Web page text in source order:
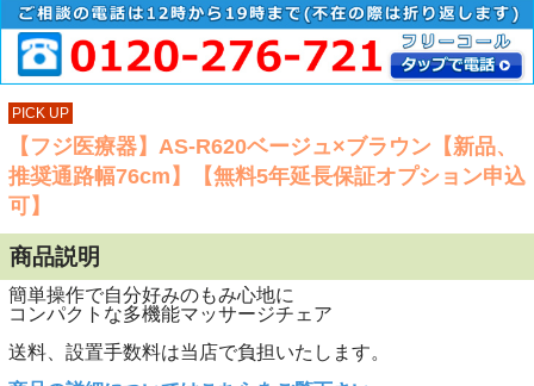
PICK UP
【フジ医療器】AS-R620ベージュ×ブラウン【新品、
推奨通路幅76cm】【無料5年延長保証オプション申込
可】
商品説明
簡単操作で自分好みのもみ心地に
コンパクトな多機能マッサージチェア
送料、設置手数料は当店で負担いたします。